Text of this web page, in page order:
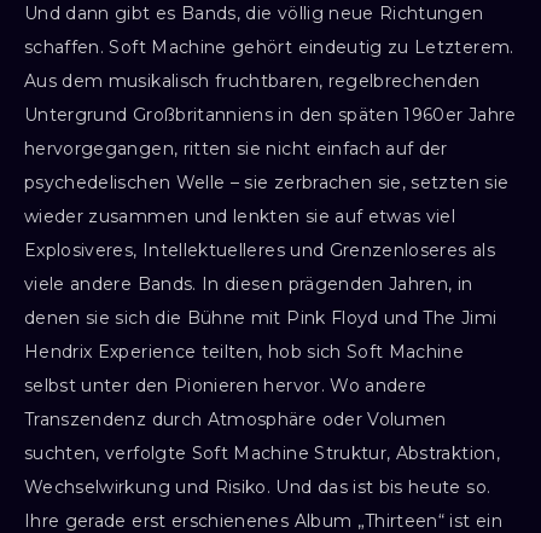
Und dann gibt es Bands, die völlig neue Richtungen
schaffen. Soft Machine gehört eindeutig zu Letzterem.
Aus dem musikalisch fruchtbaren, regelbrechenden
Untergrund Großbritanniens in den späten 1960er Jahre
hervorgegangen, ritten sie nicht einfach auf der
psychedelischen Welle – sie zerbrachen sie, setzten sie
wieder zusammen und lenkten sie auf etwas viel
Explosiveres, Intellektuelleres und Grenzenloseres als
viele andere Bands. In diesen prägenden Jahren, in
denen sie sich die Bühne mit Pink Floyd und The Jimi
Hendrix Experience teilten, hob sich Soft Machine
selbst unter den Pionieren hervor. Wo andere
Transzendenz durch Atmosphäre oder Volumen
suchten, verfolgte Soft Machine Struktur, Abstraktion,
Wechselwirkung und Risiko. Und das ist bis heute so.
Ihre gerade erst erschienenes Album „Thirteen“ ist ein